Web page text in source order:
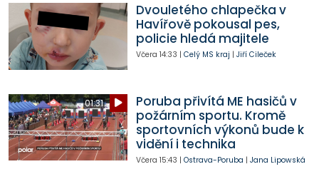
Dvouletého chlapečka v
Havířově pokousal pes,
policie hledá majitele
Včera 14:33 | Celý MS kraj | Jiří Cileček
01:31
Poruba přivítá ME hasičů v
požárním sportu. Kromě
sportovních výkonů bude k
vidění i technika
Včera 15:43 | Ostrava-Poruba | Jana Lipowská